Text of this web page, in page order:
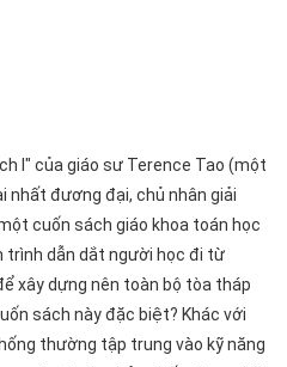
I" của giáo sư Terence Tao (một
nhất đương đại, chủ nhân giải
cuốn sách giáo khoa toán học
trình dẫn dắt người học đi từ
xây dựng nên toàn bộ tòa tháp
sách này đặc biệt? Khác với
thường tập trung vào kỹ năng